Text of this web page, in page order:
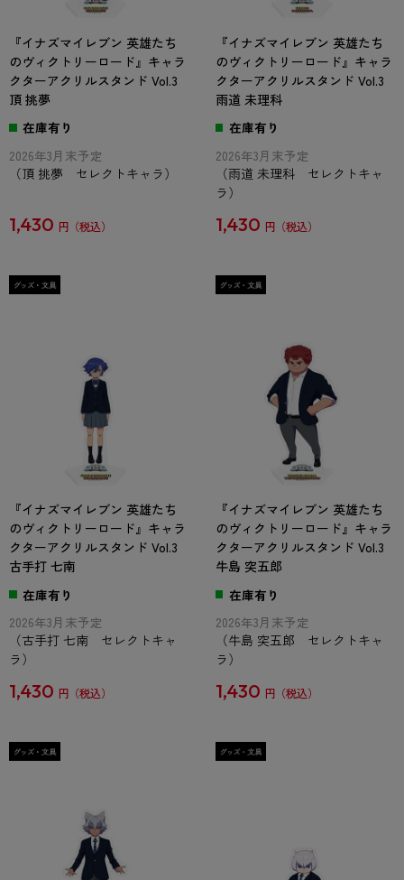
『イナズマイレブン 英雄たち
のヴィクトリーロード』キャラ
クターアクリルスタンド Vol.3
頂 挑夢
在庫有り
2026年3月末予定
（頂 挑夢 セレクトキャラ）
1,430 円
『イナズマイレブン 英雄たち
のヴィクトリーロード』キャラ
クターアクリルスタンド Vol.3
雨道 未理科
在庫有り
2026年3月末予定
（雨道 未理科 セレクトキャ
ラ）
1,430 円
『イナズマイレブン 英雄たち
のヴィクトリーロード』キャラ
クターアクリルスタンド Vol.3
古手打 七南
在庫有り
2026年3月末予定
（古手打 七南 セレクトキャ
ラ）
1,430 円
『イナズマイレブン 英雄たち
のヴィクトリーロード』キャラ
クターアクリルスタンド Vol.3
牛島 突五郎
在庫有り
2026年3月末予定
（牛島 突五郎 セレクトキャ
ラ）
1,430 円